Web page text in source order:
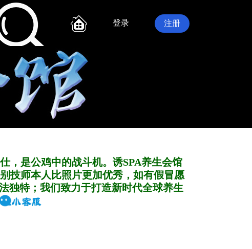
登录 注册
，是公鸡中的战斗机。诱SPA养生会馆
技师本人比照片更加优秀，如有假冒愿
独特；我们致力于打造新时代全球养生